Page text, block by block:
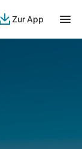
Zur App